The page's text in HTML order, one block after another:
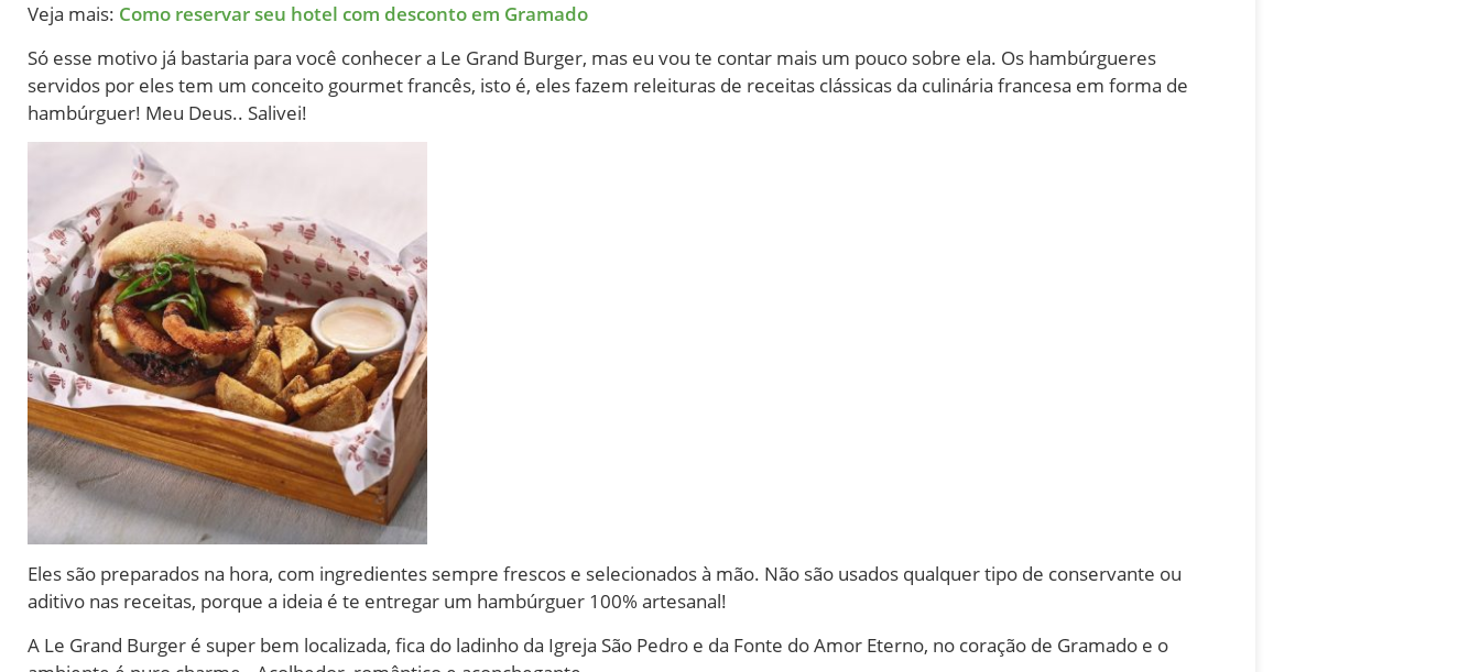
Veja mais: Como reservar seu hotel com desconto em Gramado
Só esse motivo já bastaria para você conhecer a Le Grand Burger, mas eu vou te contar mais um pouco sobre ela. Os hambúrgueres
servidos por eles tem um conceito gourmet francês, isto é, eles fazem releituras de receitas clássicas da culinária francesa em forma de
hambúrguer! Meu Deus.. Salivei!
Eles são preparados na hora, com ingredientes sempre frescos e selecionados à mão. Não são usados qualquer tipo de conservante ou
aditivo nas receitas, porque a ideia é te entregar um hambúrguer 100% artesanal!
A Le Grand Burger é super bem localizada, fica do ladinho da Igreja São Pedro e da Fonte do Amor Eterno, no coração de Gramado e o